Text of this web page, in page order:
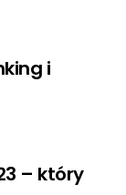
i
– który